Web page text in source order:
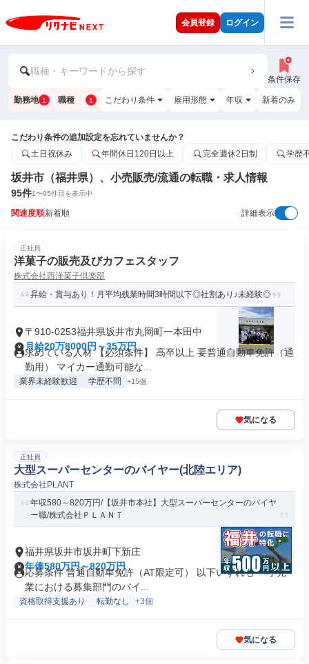
会員登録 ログイン
職種・キーワードから探す
条件保存
勤務地 1 職種 1 こだわり条件 雇用形態 年収 新着のみ
こだわり条件の追加設定を忘れていませんか？
土日祝休み
年間休日120日以上 完全週休2日制 学歴
坂井市（福井県）、小売販売/流通の転職・求人情報
95件1〜95件目を表示中
関連度順新着順 詳細表示
正社員
洋菓子の販売及びカフェスタッフ
株式会社西洋菓子倶楽部
昇給・賞与あり！月平均残業時間3時間以下◎社割あり♪未経験◎
〒910-0253福井県坂井市丸岡町一本田中
月給20万8000円～35万円
求めている人材 【必須条件】 高卒以上 要普通自動車免許（通
勤用） マイカー通勤可能な...
業界未経験歓迎 学歴不問 +15個
気になる
正社員
大型スーパーセンターのバイヤー(北陸エリア)
株式会社PLANT
年収580～820万円/【坂井市本社】大型スーパーセンターのバイヤ
ー職/株式会社ＰＬＡＮＴ
福井県坂井市坂井町下新庄
年俸580万円～820万円
応募条件 普通自動車免許（AT限定可） 以下いずれも ・小売
業における募集部門のバイ...
資格取得支援あり 転勤なし +3個
気になる